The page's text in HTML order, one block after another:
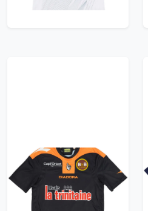
2009-10 FC Lorient
Third Shirt - 8/10 - (XS)
35.99£ · ca. €42